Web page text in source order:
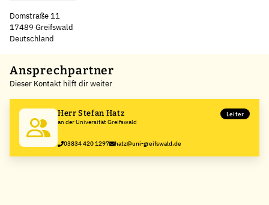
Domstraße 11
17489 Greifswald
Deutschland
+
−
Ansprechpartner
Dieser Kontakt hilft dir weiter
Herr Stefan Hatz
an der Universität Greifswald
Leiter
03834 420 1297 hatz@uni-greifswald.de